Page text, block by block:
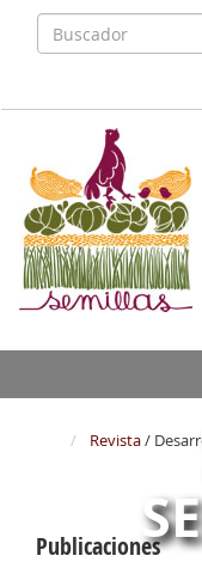
Revista/
Publicaciones